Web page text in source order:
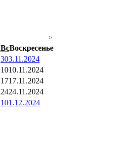
>
ВсВоскресенье
303.11.2024
1010.11.2024
1717.11.2024
2424.11.2024
101.12.2024